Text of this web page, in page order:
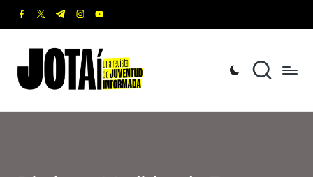
Saltar
contenido
facebook.com
twitter.com
t.me instagram.com
youtube.com
o
t
revista
de
Informada